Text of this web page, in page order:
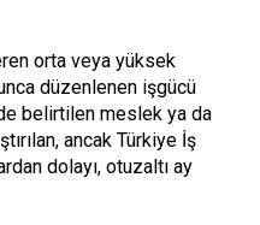
orta veya yüksek
düzenlenen işgücü
belirtilen meslek ya da
ancak Türkiye İş
dolayı, otuzaltı ay